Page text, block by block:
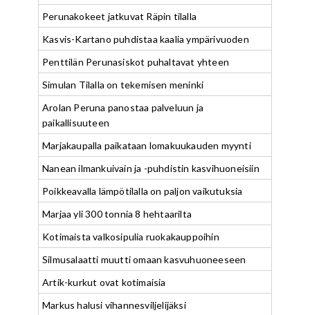
Perunakokeet jatkuvat Räpin tilalla
Kasvis-Kartano puhdistaa kaalia ympärivuoden
Penttilän Perunasiskot puhaltavat yhteen
Simulan Tilalla on tekemisen meninki
Arolan Peruna panostaa palveluun ja
paikallisuuteen
Marjakaupalla paikataan lomakuukauden myynti
Nanean ilmankuivain ja -puhdistin kasvihuoneisiin
Poikkeavalla lämpötilalla on paljon vaikutuksia
Marjaa yli 300 tonnia 8 hehtaarilta
Kotimaista valkosipulia ruokakauppoihin
Silmusalaatti muutti omaan kasvuhuoneeseen
Artik-kurkut ovat kotimaisia
Markus halusi vihannesviljelijäksi